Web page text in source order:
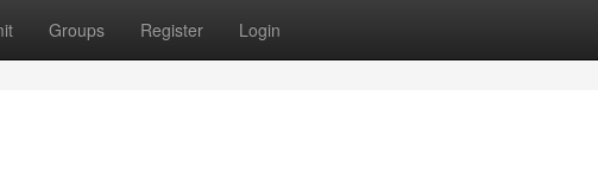
Groups Register Login